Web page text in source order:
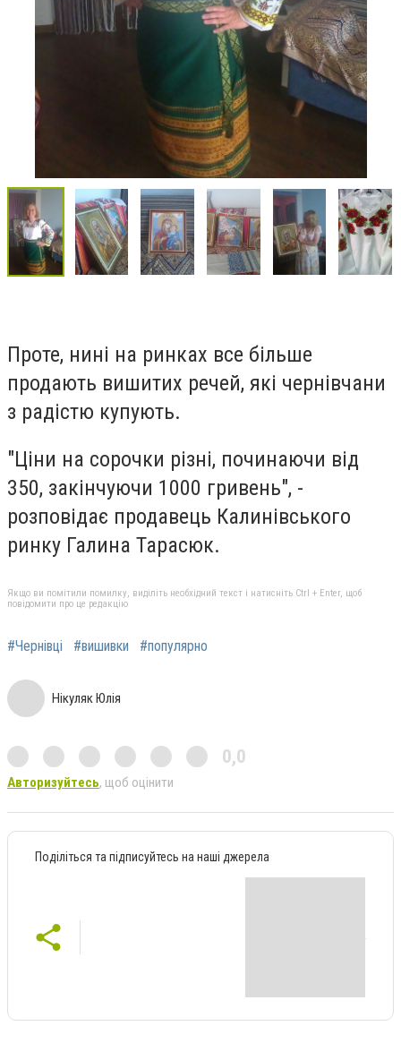
Проте, нині на ринках все більше
продають вишитих речей, які чернівчани
з радістю купують.
"Ціни на сорочки різні, починаючи від
350, закінчуючи 1000 гривень", -
розповідає продавець Калинівського
ринку Галина Тарасюк.
Якщо ви помітили помилку, виділіть необхідний текст і натисніть Ctrl + Enter, щоб
повідомити про це редакцію
#Чернівці #вишивки #популярно
Нікуляк Юлія
0,0
Авторизуйтесь, щоб оцінити
Поділіться та підписуйтесь на наші джерела